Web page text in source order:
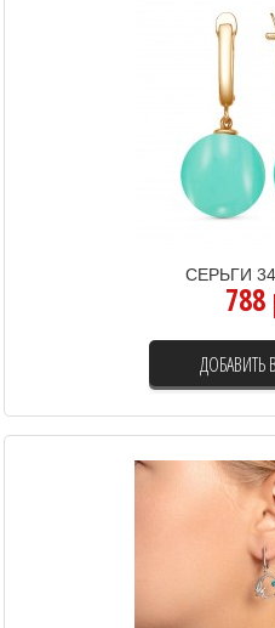
СЕРЬГИ
788
ДОБАВИТЬ